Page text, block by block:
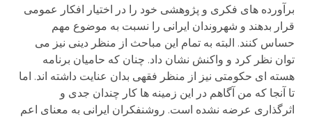
برآورده های فکری و پژوهشی خود را در اختیار افکار عمومی
قرار بدهند و شهروندان ایرانی را نسبت به موضوع مهم
حساس کنند. البته به تمام این مباحث از منظر دینی نیز می
توان نظر کرد و واکنش نشان داد. چنان که حامیان برنامه
هسته ای حکومتی نیز از منظر فقهی بدان عنایت داشته اند. اما
تا آنجا که من آگاهم در این زمینه ها کار چندان جدی و
اثرگذاری عرضه نشده است. روشنفکران ایرانی به معنای اعم